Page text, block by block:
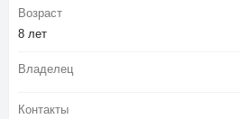
Возраст
8 лет
Владелец
Контакты